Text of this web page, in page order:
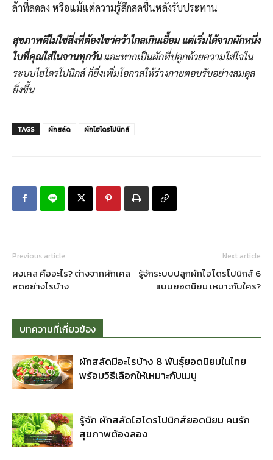
ล้าที่ลดลง หรือแม้แต่ความรู้สึกสดชื่นหลังรับประทาน
สุขภาพดีไม่ใช่สิ่งที่ต้องไขว่คว้าไกลเกินเอื้อม แต่เริ่มได้จากผักหนึ่ง
ใบที่คุณใส่ในจานทุกวันและหากเป็นผักที่ปลูกด้วยความใส่ใจใน
ระบบไฮโดรโปนิกส์ ก็ยิ่งเพิ่มโอกาสให้ร่างกายตอบรับอย่างสมดุล
ยิ่งขึ้น
TAGS ผักสลัด ผักไฮโดรโปนิกส์
Previous article
ผงเคล คืออะไร? ต่างจากผักเคล
สดอย่างไรบ้าง
Next article
รู้จักระบบปลูกผักไฮโดรโปนิกส์ 6
แบบยอดนิยม เหมาะกับใคร?
บทความที่เกี่ยวข้อง
ผักสลัดมีอะไรบ้าง 8 พันธุ์ยอดนิยมในไทย
พร้อมวิธีเลือกให้เหมาะกับเมนู
รู้จัก ผักสลัดไฮโดรโปนิกส์ยอดนิยม คนรัก
สุขภาพต้องลอง